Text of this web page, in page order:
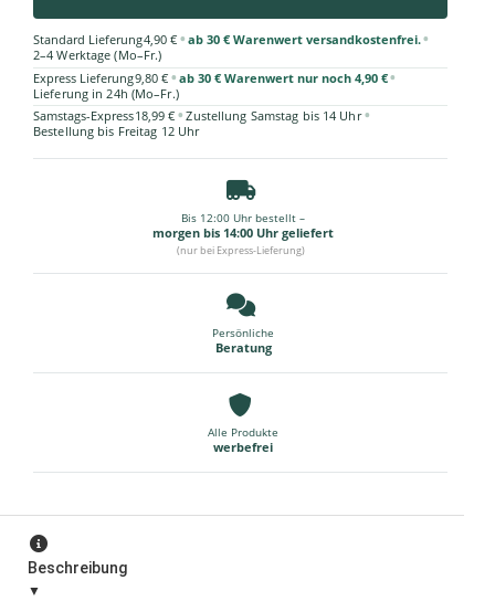
Standard Lieferung4,90 € • ab 30 € Warenwert versandkostenfrei.•
2–4 Werktage (Mo–Fr.)
Express Lieferung9,80 € • ab 30 € Warenwert nur noch 4,90 €•
Lieferung in 24h (Mo–Fr.)
Samstags-Express18,99 € • Zustellung Samstag bis 14 Uhr •
Bestellung bis Freitag 12 Uhr
Bis 12:00 Uhr bestellt –
morgen bis 14:00 Uhr geliefert
(nur bei Express-Lieferung)
Persönliche
Beratung
Alle Produkte
werbefrei
Beschreibung